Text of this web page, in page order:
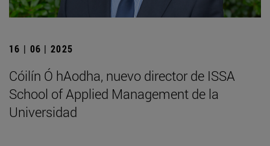
16 | 06 | 2025
Cóilín Ó hAodha, nuevo director de ISSA
School of Applied Management de la
Universidad